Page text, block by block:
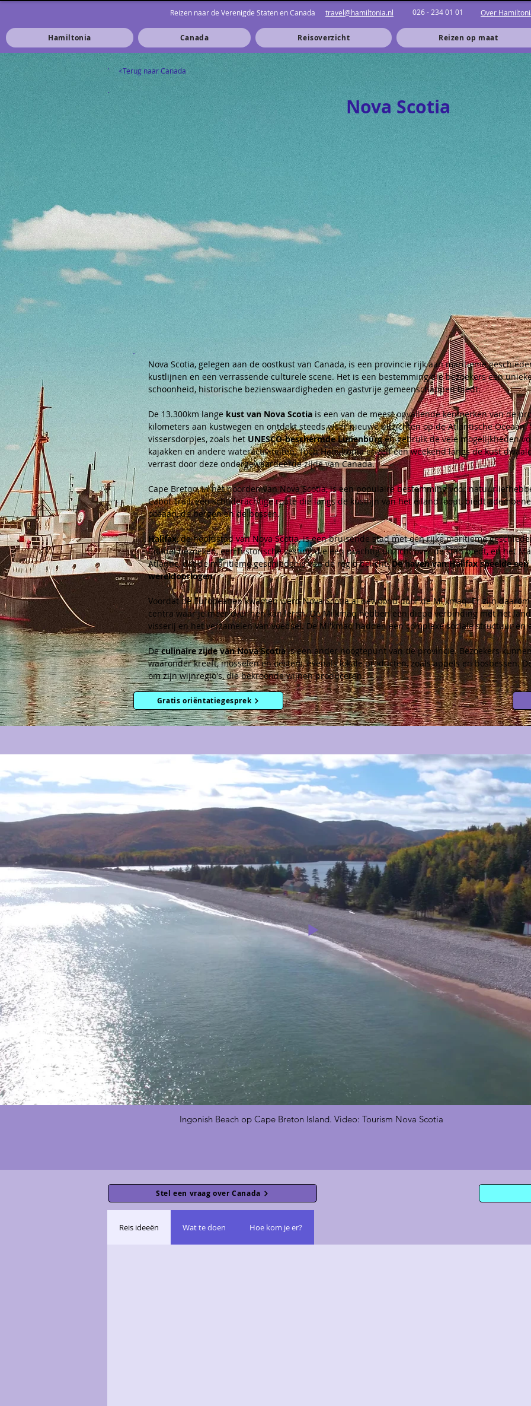
Reizen naar de Verenigde Staten en Canada travel@hamiltonia.nl 026 - 234 01 01 Over
Hamiltonia Canada Reisoverzicht Reizen op maat
<Terug naar Canada
Nova Scotia
Nova Scotia, gelegen aan de oostkust van Canada, is een provincie rijk aan maritieme
kustlijnen en een verrassende culturele scene. Het is een bestemming die bezoekers een
schoonheid, historische bezienswaardigheden en gastvrije gemeenschappen biedt.
De 13.300km lange kust van Nova Scotia is een van de meest opvallende kenmerken van de
kilometers aan kustwegen en ontdekt steeds weer nieuwe uitzichten op de Atlantische
vissersdorpjes, zoals het UNESCO-beschermde Lunenburg en gebruik de vele mogelijkheden
kajakken en andere wateractiviteiten. Toen Hamiltonia er zelf een weekend langs de kust
verrast door deze ondergewaardeerde zijde van Canada.
Cape Breton, in het noorden van Nova Scotia, is een populaire bestemming voor
Cabot Trail, een schilderachtige route die langs de kustlijn van het eiland loopt, biedt
oceaan, de bergen en de bossen.
Halifax, de hoofdstad van Nova Scotia, is een bruisende stad met een rijke maritieme
Citadel bezoeken, een historische vesting die een prachtig uitzicht over de stad biedt, en het
Atlantic, dat de maritieme geschiedenis van de regio belicht. De haven van Halifax speelde
wereldoorlogen.
Voordat de Europeanen kwamen werd Nova Scotia al bewoond door de Mi'kmaq. Er zijn
centra waar je meer over hen kan leren. De Mi'kmaq hebben een diepe verbinding met het
visserij en het verzamelen van voedsel. De Mi'kmaq hadden een complexe sociale structuur en
De culinaire zijde van Nova Scotia is een ander hoogtepunt van de provincie. Bezoekers
waaronder kreeft, mosselen en oesters, evenals lokale producten, zoals appels en bosbessen.
om zijn wijnregio's, die bekroonde wijnen produceren.
Gratis oriëntatiegesprek
Ingonish Beach op Cape Breton Island. Video: Tourism Nova Scotia
Stel een vraag over Canada
Reis ideeën Wat te doen Hoe kom je er?